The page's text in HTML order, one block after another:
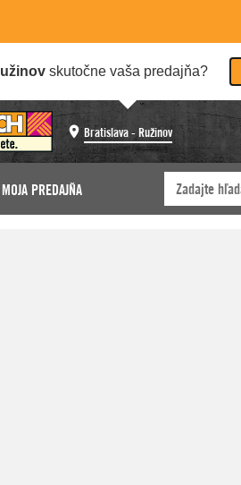
skutočne vaša predajňa?
Bratislava - Ružinov
MOJA PREDAJŇA